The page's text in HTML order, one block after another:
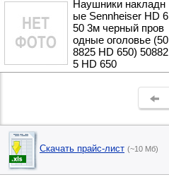
Наушники накладн
ые Sennheiser HD 6
50 3м черный пров
одные оголовье (50
8825 HD 650) 50882
5 HD 650
Скачать прайс-лист (~10 Мб)